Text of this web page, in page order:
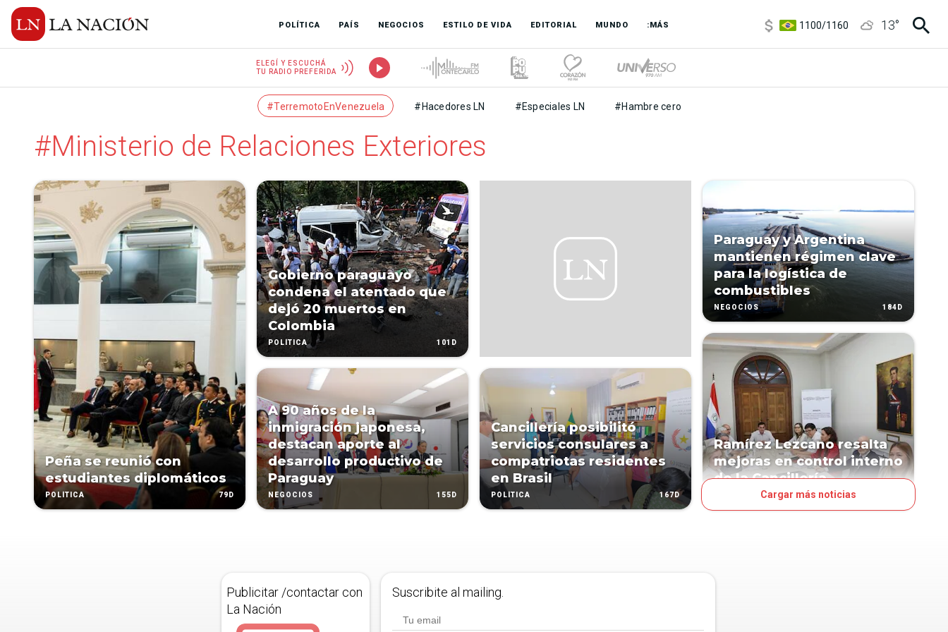
POLÍTICA PAÍS NEGOCIOS ESTILO DE VIDA EDITORIAL MUNDO :MÁS
1100/1160
13°
ELEGÍ Y ESCUCHÁ
TU RADIO PREFERIDA
#TerremotoEnVenezuela #Hacedores LN #Especiales LN #Hambre cero
#Ministerio de Relaciones Exteriores
Peña se reunió con
estudiantes diplomáticos
POLÍTICA 79D
Gobierno paraguayo
condena el atentado que
dejó 20 muertos en
Colombia
POLÍTICA 101D
A 90 años de la
inmigración japonesa,
destacan aporte al
desarrollo productivo de
Paraguay
NEGOCIOS 155D
Cancillería posibilitó
servicios consulares a
compatriotas residentes
en Brasil
POLÍTICA 167D
Paraguay y Argentina
mantienen régimen clave
para la logística de
combustibles
NEGOCIOS 184D
Ramírez Lezcano resalta
mejoras en control interno
de la Cancillería
Cargar más noticias
Publicitar /contactar con
La Nación
Suscribite al mailing.